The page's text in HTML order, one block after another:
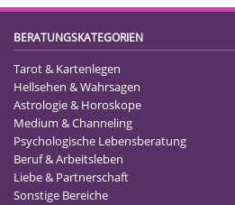
BERATUNGSKATEGORIEN
Tarot & Kartenlegen
Hellsehen & Wahrsagen
Astrologie & Horoskope
Medium & Channeling
Psychologische Lebensberatung
Beruf & Arbeitsleben
Liebe & Partnerschaft
Sonstige Bereiche